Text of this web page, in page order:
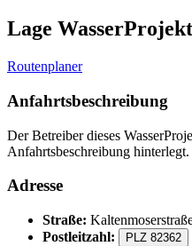
Lage WasserProjekt
Routenplaner
Anfahrtsbeschreibung
Der Betreiber dieses
Anfahrtsbeschreibung hinterlegt.
Adresse
Straße:
Postleitzahl:
PLZ 82362